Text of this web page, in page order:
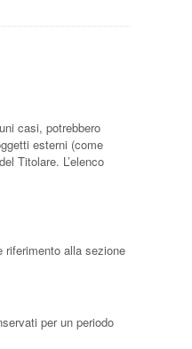
casi, potrebbero
esterni (come
Titolare. L’elenco
riferimento alla sezione
per un periodo